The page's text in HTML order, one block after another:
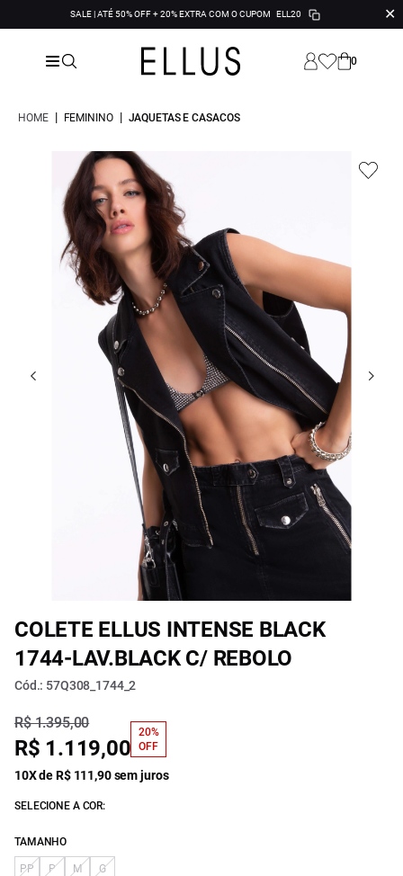
SALE | ATÉ 50% OFF + 20% EXTRA COM O CUPOM ELL20 ✕
0
HOME | FEMININO | JAQUETAS E CASACOS
COLETE ELLUS INTENSE BLACK
1744-LAV.BLACK C/ REBOLO
Cód.: 57Q308_1744_2
R$ 1.395,00
R$ 1.119,00
20%
OFF
10X de R$ 111,90 sem juros
SELECIONE A COR:
TAMANHO
PP P M G